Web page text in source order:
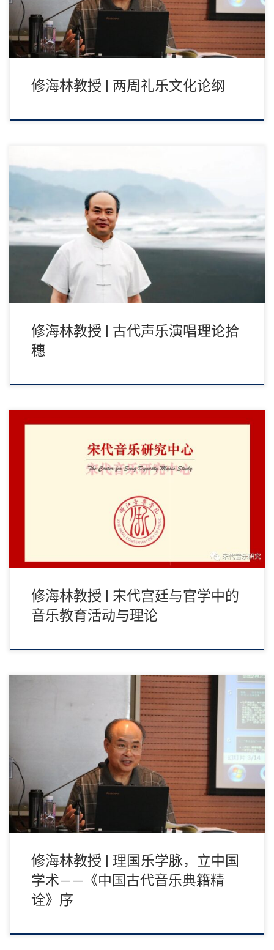
修海林教授 | 两周礼乐文化论纲
古代声乐演唱理论拾穗 修海林 现今所存有关古代声乐演唱理论的
论述，多见于戏曲唱论著作，因而，对于古代 […]
修海林教授 | 古代声乐演唱理论拾
穗
在典礼性的雅乐和娱乐性的宴乐的教习排演这 […]
修海林教授 | 宋代宫廷与官学中的
音乐教育活动与理论
音乐古籍文献的整理和研究，不仅是中国音乐史学科建设的基础性
工作，并且伴随着相关学术专题研究的不断深入，中国音乐史学科
知识以及中国音乐学具有自身理论话语权的学科理论体系的建构，
必然需要有这方面研究持续不断的支持。
修海林教授 | 理国乐学脉，立中国
学术——《中国古代音乐典籍精
诠》序